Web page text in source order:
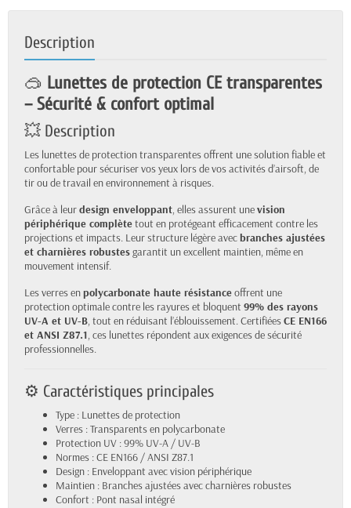
Description
🥽 Lunettes de protection CE transparentes
– Sécurité & confort optimal
💥 Description
Les lunettes de protection transparentes offrent une solution fiable et
confortable pour sécuriser vos yeux lors de vos activités d’airsoft, de
tir ou de travail en environnement à risques.
Grâce à leurdesign enveloppant, elles assurent unevision
périphérique complètetout en protégeant efficacement contre les
projections et impacts. Leur structure légère avecbranches ajustées
et charnières robustesgarantit un excellent maintien, même en
mouvement intensif.
Les verres enpolycarbonate haute résistanceoffrent une
protection optimale contre les rayures et bloquent 99% des rayons
UV-A et UV-B, tout en réduisant l’éblouissement. CertifiéesCE EN166
et ANSI Z87.1, ces lunettes répondent aux exigences de sécurité
professionnelles.
⚙️ Caractéristiques principales
Type : Lunettes de protection
Verres : Transparents en polycarbonate
Protection UV : 99% UV-A / UV-B
Normes : CE EN166 / ANSI Z87.1
Design : Enveloppant avec vision périphérique
Maintien : Branches ajustées avec charnières robustes
Confort : Pont nasal intégré